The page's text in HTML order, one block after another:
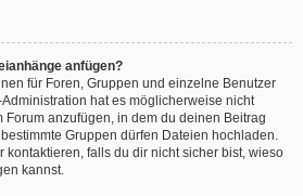
anfügen?
für Foren, Gruppen und einzelne Benutzer
hat es möglicherweise nicht
anzufügen, in dem du deinen Beitrag
Gruppen dürfen Dateien hochladen.
kontaktieren, falls du dir nicht sicher bist, wieso
kannst.